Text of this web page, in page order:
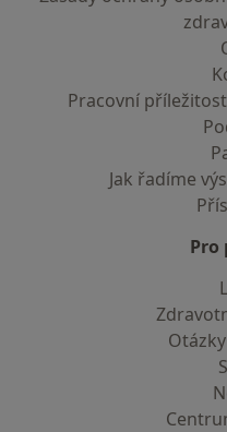
Pracovní
Jak řadíme
Pro